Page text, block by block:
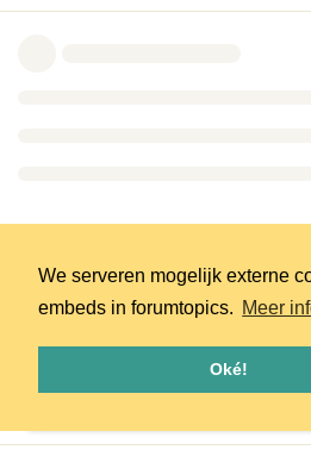
We serveren mogelijk externe
embeds in forumtopics. Meer
Oké!
Oeps! Er is iets misgegaan. Herlaad
opnieuw.